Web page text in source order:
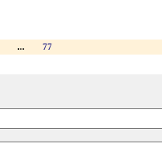
... 77